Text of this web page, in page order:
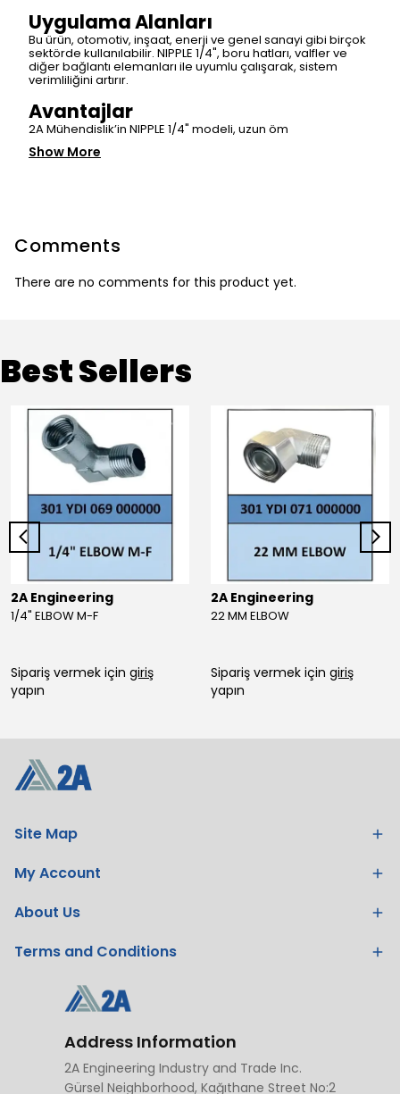
Uygulama Alanları
Bu ürün, otomotiv, inşaat, enerji ve genel sanayi gibi birçok
sektörde kullanılabilir. NIPPLE 1/4", boru hatları, valfler ve
diğer bağlantı elemanları ile uyumlu çalışarak, sistem
verimliliğini artırır.
Avantajlar
2A Mühendislik’in NIPPLE 1/4" modeli, uzun öm
Show More
Comments
There are no comments for this product yet.
Best Sellers
2A Engineering
1/4" ELBOW M-F
Sipariş vermek için giriş
yapın
2A Engineering
22 MM ELBOW
Sipariş vermek için giriş
yapın
Site Map
My Account
About Us
Terms and Conditions
Address Information
2A Engineering Industry and Trade Inc.
Gürsel Neighborhood, Kağıthane Street No:2